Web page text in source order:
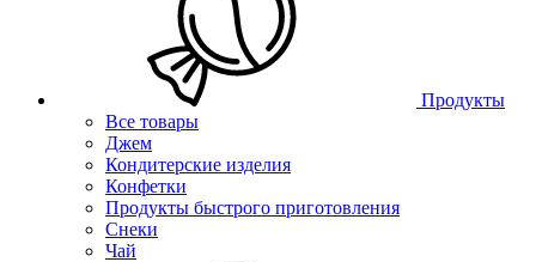
Продукты
Все товары
Джем
Кондитерские изделия
Конфетки
Продукты быстрого приготовления
Снеки
Чай